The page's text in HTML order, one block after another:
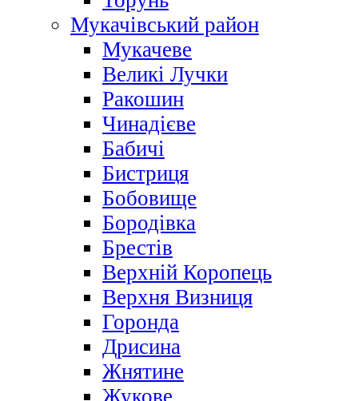
Мукачівський район
Мукачеве
Великі Лучки
Ракошин
Чинадієве
Бабичі
Бистриця
Бобовище
Бородівка
Брестів
Верхній Коропець
Верхня Визниця
Горонда
Дрисина
Жнятине